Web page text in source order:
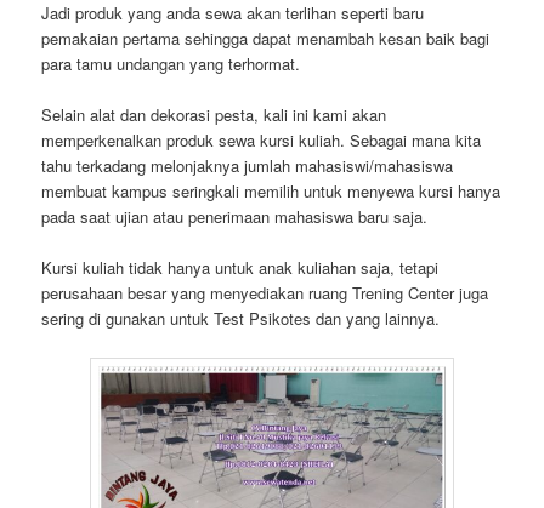
Jadi produk yang anda sewa akan terlihan seperti baru
pemakaian pertama sehingga dapat menambah kesan baik bagi
para tamu undangan yang terhormat.
Selain alat dan dekorasi pesta, kali ini kami akan
memperkenalkan produk sewa kursi kuliah. Sebagai mana kita
tahu terkadang melonjaknya jumlah mahasiswi/mahasiswa
membuat kampus seringkali memilih untuk menyewa kursi hanya
pada saat ujian atau penerimaan mahasiswa baru saja.
Kursi kuliah tidak hanya untuk anak kuliahan saja, tetapi
perusahaan besar yang menyediakan ruang Trening Center juga
sering di gunakan untuk Test Psikotes dan yang lainnya.